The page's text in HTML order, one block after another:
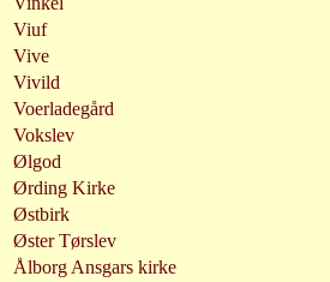
Viuf
Vive
Vivild
Voerladegård
Vokslev
Ølgod
Ørding Kirke
Østbirk
Øster Tørslev
Ålborg Ansgars kirke